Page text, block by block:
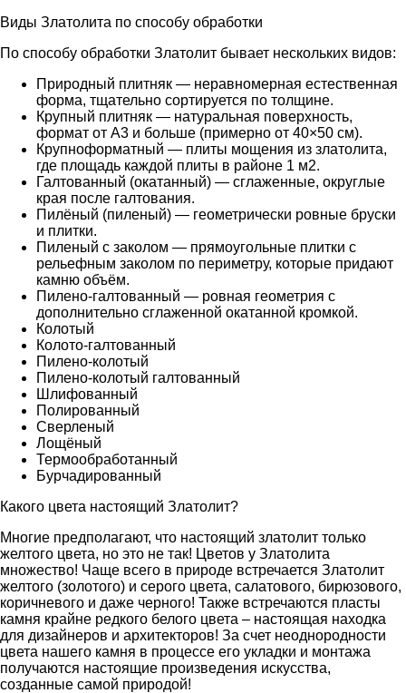
Виды Златолита по способу обработки
По способу обработки Златолит бывает нескольких видов:
Природный плитняк — неравномерная естественная
форма, тщательно сортируется по толщине.
Крупный плитняк — натуральная поверхность,
формат от A3 и больше (примерно от 40×50 см).
Крупноформатный — плиты мощения из златолита,
где площадь каждой плиты в районе 1 м2.
Галтованный (окатанный) — сглаженные, округлые
края после галтования.
Пилёный (пиленый) — геометрически ровные бруски
и плитки.
Пиленый с заколом — прямоугольные плитки с
рельефным заколом по периметру, которые придают
камню объём.
Пилено-галтованный — ровная геометрия с
дополнительно сглаженной окатанной кромкой.
Колотый
Колото-галтованный
Пилено-колотый
Пилено-колотый галтованный
Шлифованный
Полированный
Сверленый
Лощёный
Термообработанный
Бурчадированный
Какого цвета настоящий Златолит?
Многие предполагают, что настоящий златолит только
желтого цвета, но это не так! Цветов у Златолита
множество! Чаще всего в природе встречается Златолит
желтого (золотого) и серого цвета, салатового, бирюзового,
коричневого и даже черного! Также встречаются пласты
камня крайне редкого белого цвета – настоящая находка
для дизайнеров и архитекторов! За счет неоднородности
цвета нашего камня в процессе его укладки и монтажа
получаются настоящие произведения искусства,
созданные самой природой!